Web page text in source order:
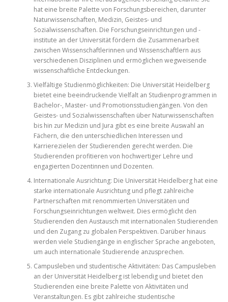
hat eine breite Palette von Forschungsbereichen, darunter
Naturwissenschaften, Medizin, Geistes- und
Sozialwissenschaften. Die Forschungseinrichtungen und -
institute an der Universität fördern die Zusammenarbeit
zwischen Wissenschaftlerinnen und Wissenschaftlern aus
verschiedenen Disziplinen und ermöglichen wegweisende
wissenschaftliche Entdeckungen.
Vielfältige Studienmöglichkeiten: Die Universität Heidelberg
bietet eine beeindruckende Vielfalt an Studienprogrammen in
Bachelor-, Master- und Promotionsstudiengängen. Von den
Geistes- und Sozialwissenschaften über Naturwissenschaften
bis hin zur Medizin und Jura gibt es eine breite Auswahl an
Fächern, die den unterschiedlichen Interessen und
Karrierezielen der Studierenden gerecht werden. Die
Studierenden profitieren von hochwertiger Lehre und
engagierten Dozentinnen und Dozenten.
Internationale Ausrichtung: Die Universität Heidelberg hat eine
starke internationale Ausrichtung und pflegt zahlreiche
Partnerschaften mit renommierten Universitäten und
Forschungseinrichtungen weltweit. Dies ermöglicht den
Studierenden den Austausch mit internationalen Studierenden
und den Zugang zu globalen Perspektiven. Darüber hinaus
werden viele Studiengänge in englischer Sprache angeboten,
um auch internationale Studierende anzusprechen.
Campusleben und studentische Aktivitäten: Das Campusleben
an der Universität Heidelberg ist lebendig und bietet den
Studierenden eine breite Palette von Aktivitäten und
Veranstaltungen. Es gibt zahlreiche studentische